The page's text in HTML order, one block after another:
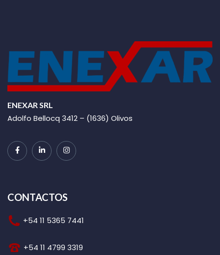
ENEXAR SRL
Adolfo Bellocq 3412 – (1636) Olivos
CONTACTOS
+54 11 5365 7441
+54 11 4799 3319